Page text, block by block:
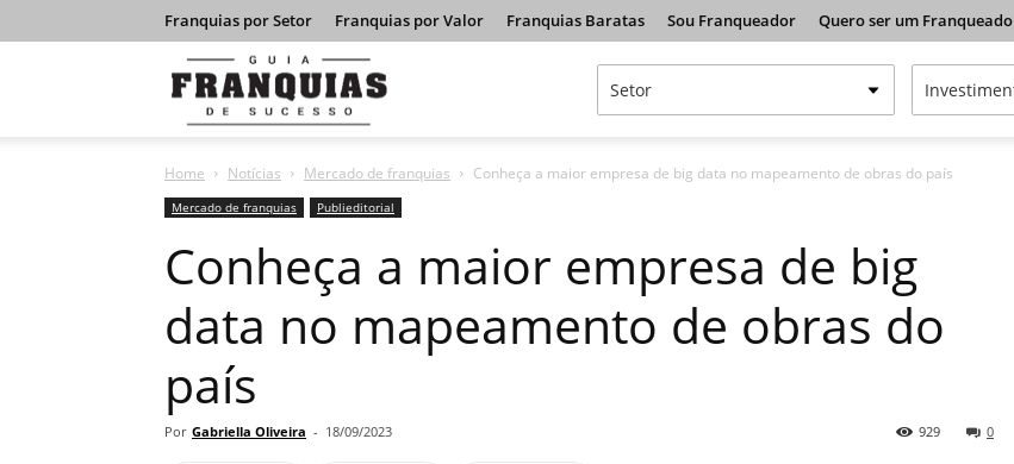
Franquias por Setor Franquias por Valor Franquias Baratas Sou Franqueador Quero ser um Franqueado
Franquias
de
Home Notícias Mercado de franquias Conheça a maior empresa de big data no mapeamento de obras do país
Mercado de franquias Publieditorial
Conheça a maior empresa de big
data no mapeamento de obras do
país
Por Gabriella Oliveira - 18/09/2023 0
929